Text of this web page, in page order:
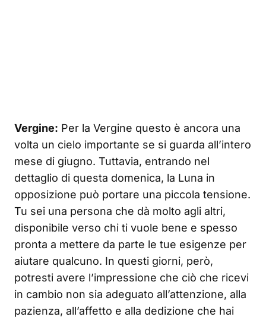
Vergine: Per la Vergine questo è ancora una
volta un cielo importante se si guarda all’intero
mese di giugno. Tuttavia, entrando nel
dettaglio di questa domenica, la Luna in
opposizione può portare una piccola tensione.
Tu sei una persona che dà molto agli altri,
disponibile verso chi ti vuole bene e spesso
pronta a mettere da parte le tue esigenze per
aiutare qualcuno. In questi giorni, però,
potresti avere l’impressione che ciò che ricevi
in cambio non sia adeguato all’attenzione, alla
pazienza, all’affetto e alla dedizione che hai